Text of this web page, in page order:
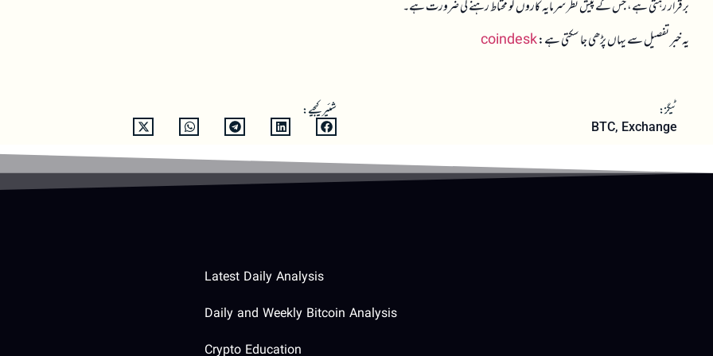
برقرار رہتی ہے، جس کے پیش نظر سرمایہ کاروں کو محتاط رہنے کی ضرورت ہے۔
یہ خبر تفصیل سے یہاں پڑھی جا سکتی ہے:coindesk
ٹیگز:
BTC, Exchange
شئیر کیجیے:
Latest Daily Analysis
Daily and Weekly Bitcoin Analysis
Crypto Education